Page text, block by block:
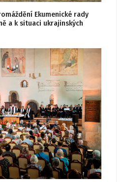
Ekumenické rady
a k situaci ukrajinských